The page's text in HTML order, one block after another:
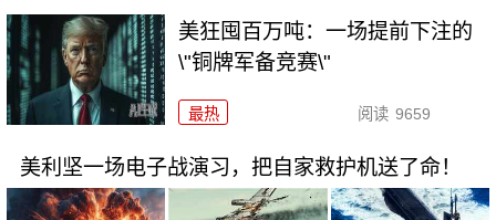
美狂囤百万吨：一场提前下注的
\"铜牌军备竞赛\"
最热 阅读 9659
美利坚一场电子战演习，把自家救护机送了命！